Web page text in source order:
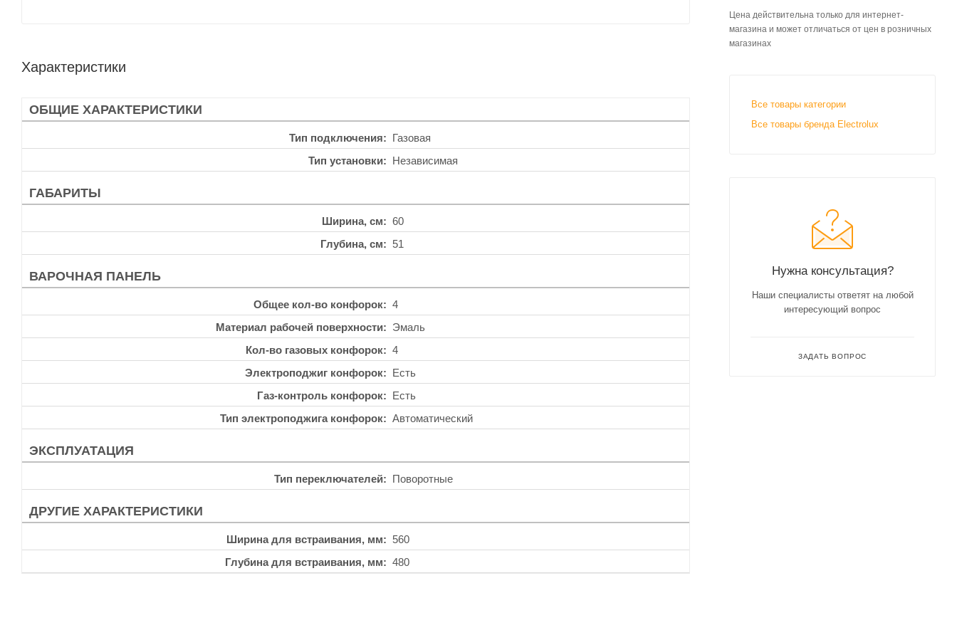
Характеристики
ОБЩИЕ ХАРАКТЕРИСТИКИ
Тип подключения
Газовая
Тип установки
Независимая
ГАБАРИТЫ
Ширина, см
60
Глубина, см
51
ВАРОЧНАЯ ПАНЕЛЬ
Общее кол-во конфорок
4
Материал рабочей поверхности
Эмаль
Кол-во газовых конфорок
4
Электроподжиг конфорок
Есть
Газ-контроль конфорок
Есть
Тип электроподжига конфорок
Автоматический
ЭКСПЛУАТАЦИЯ
Тип переключателей Поворотные
ДРУГИЕ ХАРАКТЕРИСТИКИ
Ширина для встраивания, мм
560
Глубина для встраивания, мм
480
Цена действительна только для интернет-
магазина и может отличаться от цен в розничных
магазинах
Все товары категории
Все товары бренда Electrolux
Нужна консультация?
Наши специалисты ответят на любой
интересующий вопрос
ЗАДАТЬ ВОПРОС